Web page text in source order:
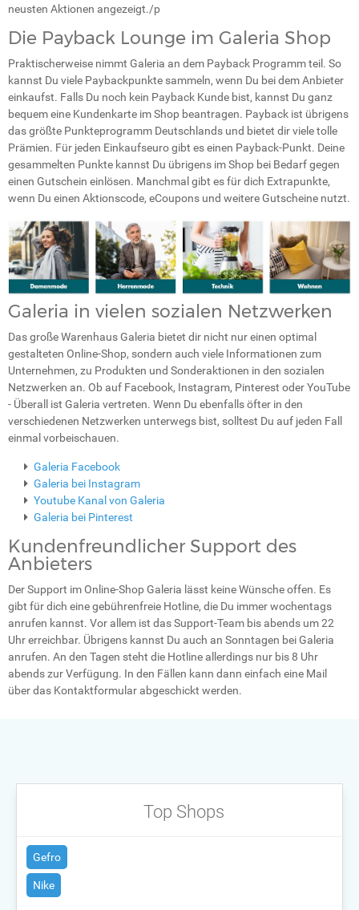
neusten Aktionen angezeigt./p
Die Payback Lounge im Galeria Shop
Praktischerweise nimmt Galeria an dem Payback Programm teil. So
kannst Du viele Paybackpunkte sammeln, wenn Du bei dem Anbieter
einkaufst. Falls Du noch kein Payback Kunde bist, kannst Du ganz
bequem eine Kundenkarte im Shop beantragen. Payback ist übrigens
das größte Punkteprogramm Deutschlands und bietet dir viele tolle
Prämien. Für jeden Einkaufseuro gibt es einen Payback-Punkt. Deine
gesammelten Punkte kannst Du übrigens im Shop bei Bedarf gegen
einen Gutschein einlösen. Manchmal gibt es für dich Extrapunkte,
wenn Du einen Aktionscode, eCoupons und weitere Gutscheine nutzt.
Galeria in vielen sozialen Netzwerken
Das große Warenhaus Galeria bietet dir nicht nur einen optimal
gestalteten Online-Shop, sondern auch viele Informationen zum
Unternehmen, zu Produkten und Sonderaktionen in den sozialen
Netzwerken an. Ob auf Facebook, Instagram, Pinterest oder YouTube
- Überall ist Galeria vertreten. Wenn Du ebenfalls öfter in den
verschiedenen Netzwerken unterwegs bist, solltest Du auf jeden Fall
einmal vorbeischauen.
Galeria Facebook
Galeria bei Instagram
Youtube Kanal von Galeria
Galeria bei Pinterest
Kundenfreundlicher Support des
Anbieters
Der Support im Online-Shop Galeria lässt keine Wünsche offen. Es
gibt für dich eine gebührenfreie Hotline, die Du immer wochentags
anrufen kannst. Vor allem ist das Support-Team bis abends um 22
Uhr erreichbar. Übrigens kannst Du auch an Sonntagen bei Galeria
anrufen. An den Tagen steht die Hotline allerdings nur bis 8 Uhr
abends zur Verfügung. In den Fällen kann dann einfach eine Mail
über das Kontaktformular abgeschickt werden.
Top Shops
Gefro
Nike